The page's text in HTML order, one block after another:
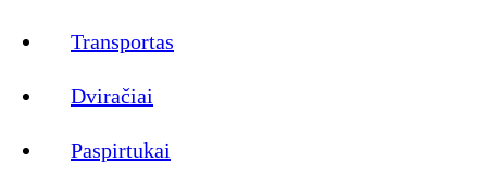
Transportas
Dviračiai
Paspirtukai